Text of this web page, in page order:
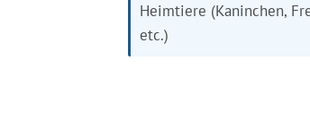
Heimtiere (Kaninchen,
etc.)